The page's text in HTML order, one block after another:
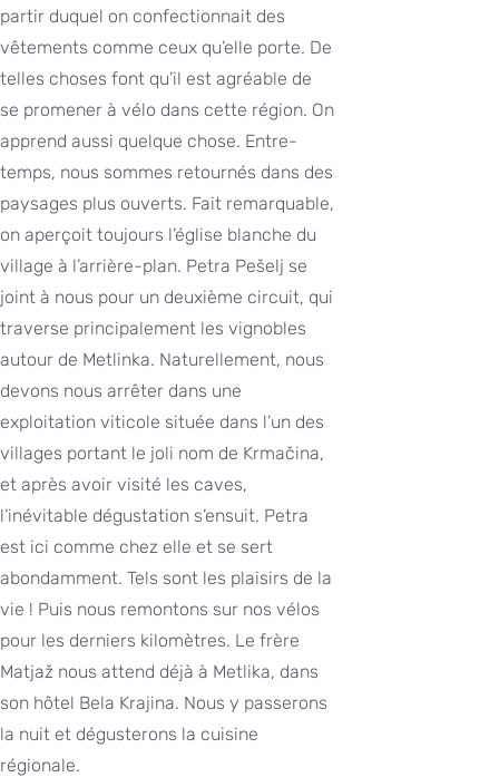
partir duquel on confectionnait des
vêtements comme ceux qu’elle porte. De
telles choses font qu’il est agréable de
se promener à vélo dans cette région. On
apprend aussi quelque chose. Entre-
temps, nous sommes retournés dans des
paysages plus ouverts. Fait remarquable,
on aperçoit toujours l’église blanche du
village à l’arrière-plan. Petra Pešelj se
joint à nous pour un deuxième circuit, qui
traverse principalement les vignobles
autour de Metlinka. Naturellement, nous
devons nous arrêter dans une
exploitation viticole située dans l’un des
villages portant le joli nom de Krmačina,
et après avoir visité les caves,
l’inévitable dégustation s’ensuit. Petra
est ici comme chez elle et se sert
abondamment. Tels sont les plaisirs de la
vie ! Puis nous remontons sur nos vélos
pour les derniers kilomètres. Le frère
Matjaž nous attend déjà à Metlika, dans
son hôtel Bela Krajina. Nous y passerons
la nuit et dégusterons la cuisine
régionale.